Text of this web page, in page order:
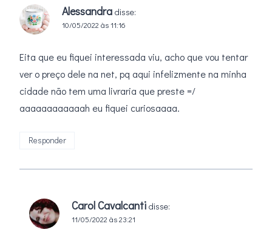
Alessandra disse:
10/05/2022 às 11:16
Eita que eu fiquei interessada viu, acho que vou tentar
ver o preço dele na net, pq aqui infelizmente na minha
cidade não tem uma livraria que preste =/
aaaaaaaaaaaah eu fiquei curiosaaaa.
Responder
Carol Cavalcanti disse:
11/05/2022 às 23:21